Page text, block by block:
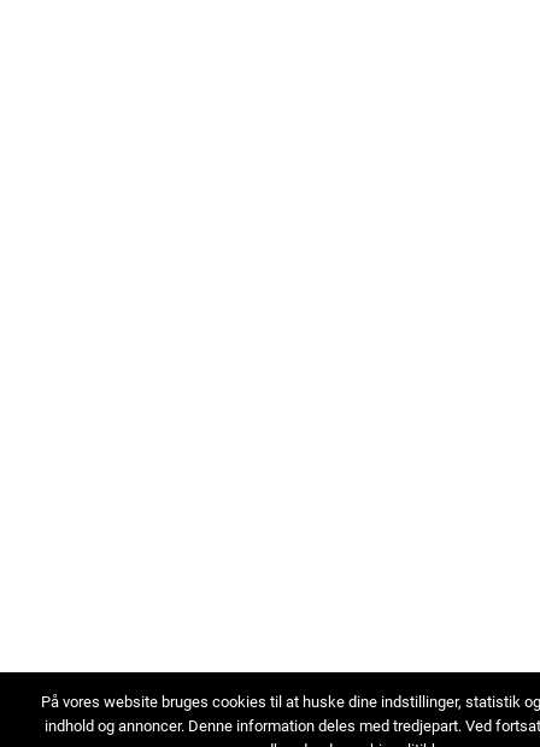
På vores website bruges cookies til at huske dine indstillinger, statistik
indhold og annoncer. Denne information deles med tredjepart. Ved